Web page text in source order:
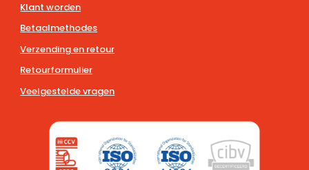
Klant worden
Betaalmethodes
Verzending en retour
Retourformulier
Veelgestelde vragen